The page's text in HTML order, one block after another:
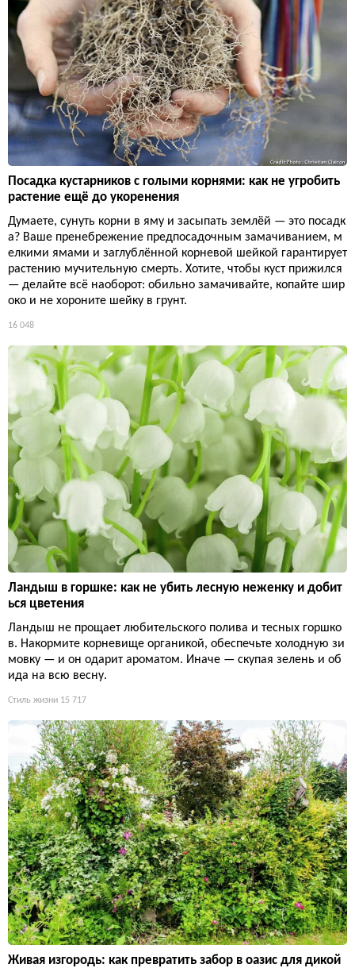
Посадка кустарников с голыми корнями: как не угробить
растение ещё до укоренения
Думаете, сунуть корни в яму и засыпать землёй — это посадк
а? Ваше пренебрежение предпосадочным замачиванием, м
елкими ямами и заглублённой корневой шейкой гарантирует
растению мучительную смерть. Хотите, чтобы куст прижился
— делайте всё наоборот: обильно замачивайте, копайте шир
око и не хороните шейку в грунт.
16 048
Ландыш в горшке: как не убить лесную неженку и добит
ься цветения
Ландыш не прощает любительского полива и тесных горшко
в. Накормите корневище органикой, обеспечьте холодную зи
мовку — и он одарит ароматом. Иначе — скупая зелень и об
ида на всю весну.
Стиль жизни 15 717
Живая изгородь: как превратить забор в оазис для дикой